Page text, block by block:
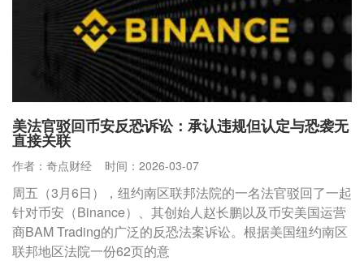
美法官驳回币安反恐诉讼：承认违规但认定与恐袭无
直接关联
作者：奇点财经 时间：2026-03-07
周五（3月6日），纽约南区联邦法院的一名法官驳回了一起
针对币安（Binance）、其创始人赵长鹏以及币安美国运营
商BAM Trading的广泛的反恐法案诉讼。根据美国纽约南区
联邦地区法院一份62页的意